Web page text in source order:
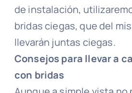
de instalación,
bridas ciegas, que del
llevarán juntas ciegas.
Consejos para llevar a
con bridas